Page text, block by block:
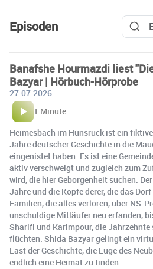
Episoden
Banafshe Hourmazdi liest
Bazyar | Hörbuch-Hörprobe
27.07.2026
1 Minute
Heimesbach im Hunsrück ist ein
Jahre deutscher Geschichte in die
eingenistet haben. Es ist eine
aktiv verschweigt und zugleich zum
wird, die hier Geborgenheit suchen.
Jahre und die Köpfe derer, die das
Familien, die alles verloren, über NS-
unschuldige Mitläufer neu erfanden,
Sharifi und Karimpour, die Jahrzehnte
flüchten. Shida Bazyar gelingt ein
Last der Geschichte, die Lüge des
endlich eine Heimat zu finden.